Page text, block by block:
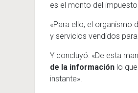
es el monto del impuesto
«Para ello, el organismo
y servicios vendidos para
Y concluyó: «De esta
de la información lo
instante».